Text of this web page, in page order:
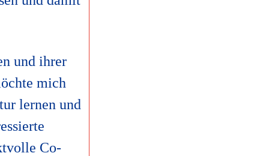
und ihrer
mich
lernen und
Co-